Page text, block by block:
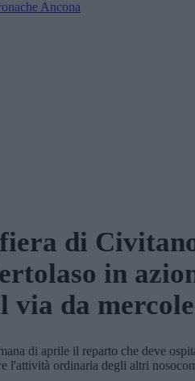
di
in
via da
di aprile il reparto che deve
l'attività ordinaria degli altri